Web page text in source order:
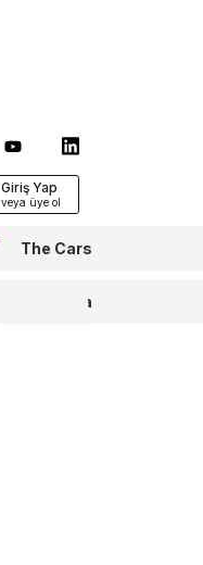
Giriş Yap
The Cars
WPP Media